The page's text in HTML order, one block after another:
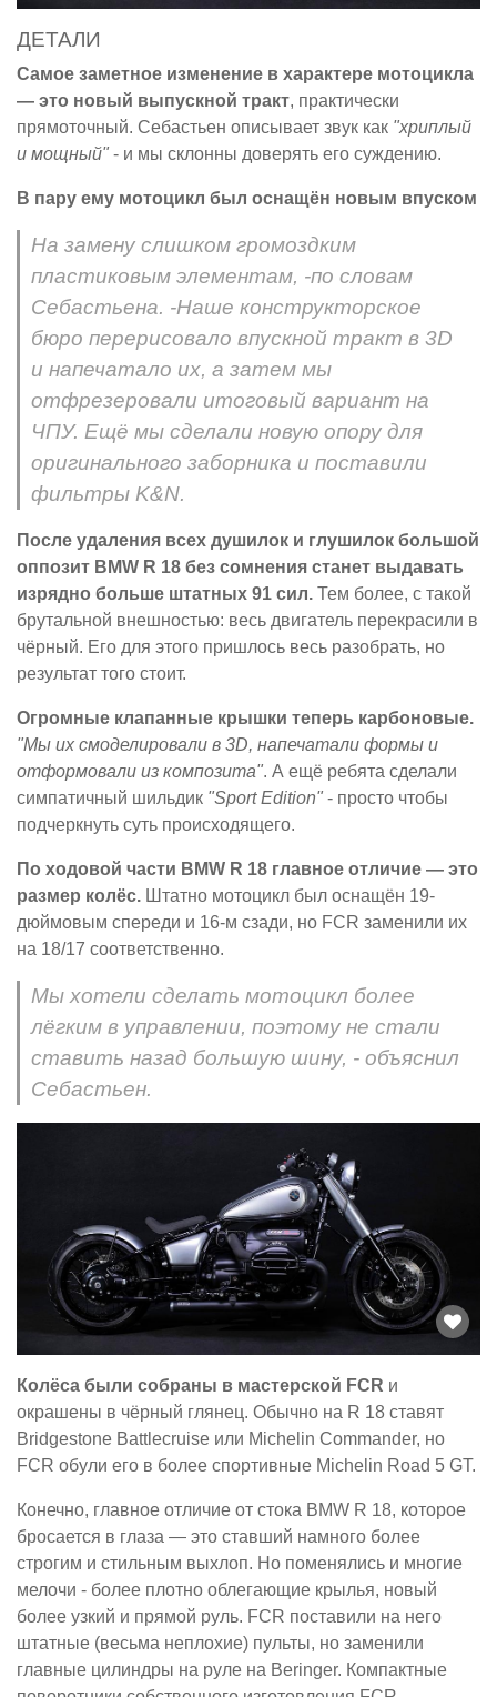
ДЕТАЛИ
Самое заметное изменение в характере мотоцикла
— это новый выпускной тракт, практически
прямоточный. Себастьен описывает звук как "хриплый
и мощный" - и мы склонны доверять его суждению.
В пару ему мотоцикл был оснащён новым впуском
На замену слишком громоздким
пластиковым элементам, -по словам
Себастьена. -Наше конструкторское
бюро перерисовало впускной тракт в 3D
и напечатало их, а затем мы
отфрезеровали итоговый вариант на
ЧПУ. Ещё мы сделали новую опору для
оригинального заборника и поставили
фильтры K&N.
После удаления всех душилок и глушилок большой
оппозит BMW R 18 без сомнения станет выдавать
изрядно больше штатных 91 сил. Тем более, с такой
брутальной внешностью: весь двигатель перекрасили в
чёрный. Его для этого пришлось весь разобрать, но
результат того стоит.
Огромные клапанные крышки теперь карбоновые.
"Мы их смоделировали в 3D, напечатали формы и
отформовали из композита". А ещё ребята сделали
симпатичный шильдик "Sport Edition" - просто чтобы
подчеркнуть суть происходящего.
По ходовой части BMW R 18 главное отличие — это
размер колёс. Штатно мотоцикл был оснащён 19-
дюймовым спереди и 16-м сзади, но FCR заменили их
на 18/17 соответственно.
Мы хотели сделать мотоцикл более
лёгким в управлении, поэтому не стали
ставить назад большую шину, - объяснил
Себастьен.
Колёса были собраны в мастерской FCR и
окрашены в чёрный глянец. Обычно на R 18 ставят
Bridgestone Battlecruise или Michelin Commander, но
FCR обули его в более спортивные Michelin Road 5 GT.
Конечно, главное отличие от стока BMW R 18, которое
бросается в глаза — это ставший намного более
строгим и стильным выхлоп. Но поменялись и многие
мелочи - более плотно облегающие крылья, новый
более узкий и прямой руль. FCR поставили на него
штатные (весьма неплохие) пульты, но заменили
главные цилиндры на руле на Beringer. Компактные